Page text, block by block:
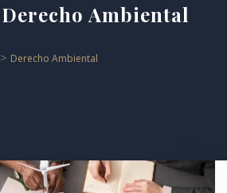
Derecho Ambiental
> Derecho Ambiental